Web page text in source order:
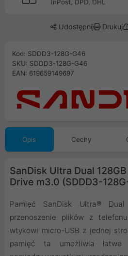
InPost, DPD, DHL
Udostępnij Drukuj
Kod: SDDD3-128G-G46
SKU: SDDD3-128G-G46
EAN: 619659149697
Opis Cechy
SanDisk Ultra Dual
Drive m3.0 (SDDD3-
Pamięć SanDisk Ultra®
przenoszenie plików z
wtykowi micro-USB z jednej
pamięć ta umożliwia łatwe